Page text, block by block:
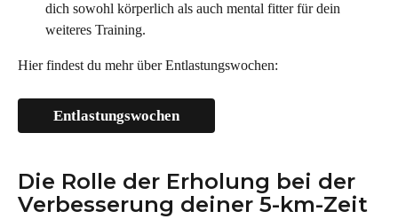
dich sowohl körperlich als auch mental fitter für dein
weiteres Training.
Hier findest du mehr über Entlastungswochen:
Entlastungswochen
Die Rolle der Erholung bei der
Verbesserung deiner 5-km-Zeit